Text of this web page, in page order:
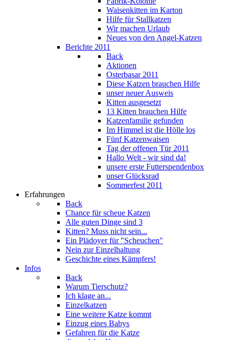
Waisenkitten im Karton
Hilfe für Stallkatzen
Wir machen Urlaub
Neues von den Angel-Katzen
Berichte 2011
Back
Aktionen
Osterbasar 2011
Diese Katzen brauchen Hilfe
unser neuer Ausweis
Kitten ausgesetzt
13 Kitten brauchen Hilfe
Katzenfamilie gefunden
Im Himmel ist die Hölle los
Fünf Katzenwaisen
Tag der offenen Tür 2011
Hallo Welt - wir sind da!
unsere erste Futterspendenbox
unser Glücksrad
Sommerfest 2011
Erfahrungen
Back
Chance für scheue Katzen
Alle guten Dinge sind 3
Kitten? Muss nicht sein...
Ein Plädoyer für "Scheuchen"
Nein zur Einzelhaltung
Geschichte eines Kämpfers!
Infos
Back
Warum Tierschutz?
Ich klage an...
Einzelkatzen
Eine weitere Katze kommt
Einzug eines Babys
Gefahren für die Katze